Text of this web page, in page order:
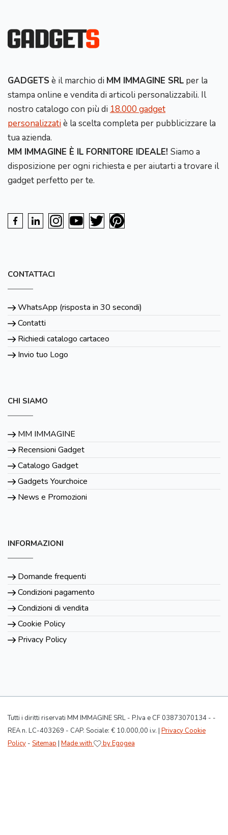
GADGETS è il marchio di MM IMMAGINE SRL per la
stampa online e vendita di articoli personalizzabili. Il
nostro catalogo con più di 18.000 gadget
personalizzatiè la scelta completa per pubblicizzare la
tua azienda.
MM IMMAGINE È IL FORNITORE IDEALE! Siamo a
disposizione per ogni richiesta e per aiutarti a trovare il
gadget perfetto per te.
CONTATTACI
WhatsApp (risposta in 30 secondi)
Contatti
Richiedi catalogo cartaceo
Invio tuo Logo
CHI SIAMO
MM IMMAGINE
Recensioni Gadget
Catalogo Gadget
Gadgets Yourchoice
News e Promozioni
INFORMAZIONI
Domande frequenti
Condizioni pagamento
Condizioni di vendita
Cookie Policy
Privacy Policy
Tutti i diritti riservati MM IMMAGINE SRL - P.Iva e CF 03873070134 - -
REA n. LC-403269 - CAP. Sociale: € 10.000,00 i.v. | Privacy Cookie
Policy - Sitemap | Made with by Egogea